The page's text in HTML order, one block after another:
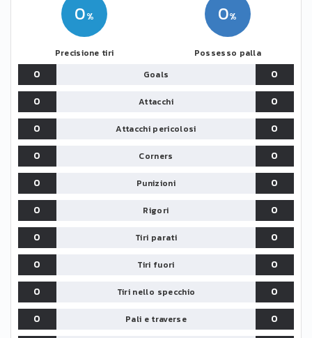
0
Precisione tiri
0
Possesso palla
0 Goals
0
0
Attacchi
0
0
Attacchi pericolosi
0
0
Corners
0
0
Punizioni
0
0
Rigori
0
0
Tiri parati
0
0
Tiri fuori
0
0
Tiri nello specchio
0
0
Pali e traverse
0